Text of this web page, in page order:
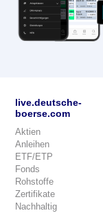
live.deutsche-
boerse.com
Aktien
Anleihen
ETF/ETP
Fonds
Rohstoffe
Zertifikate
Nachhaltig